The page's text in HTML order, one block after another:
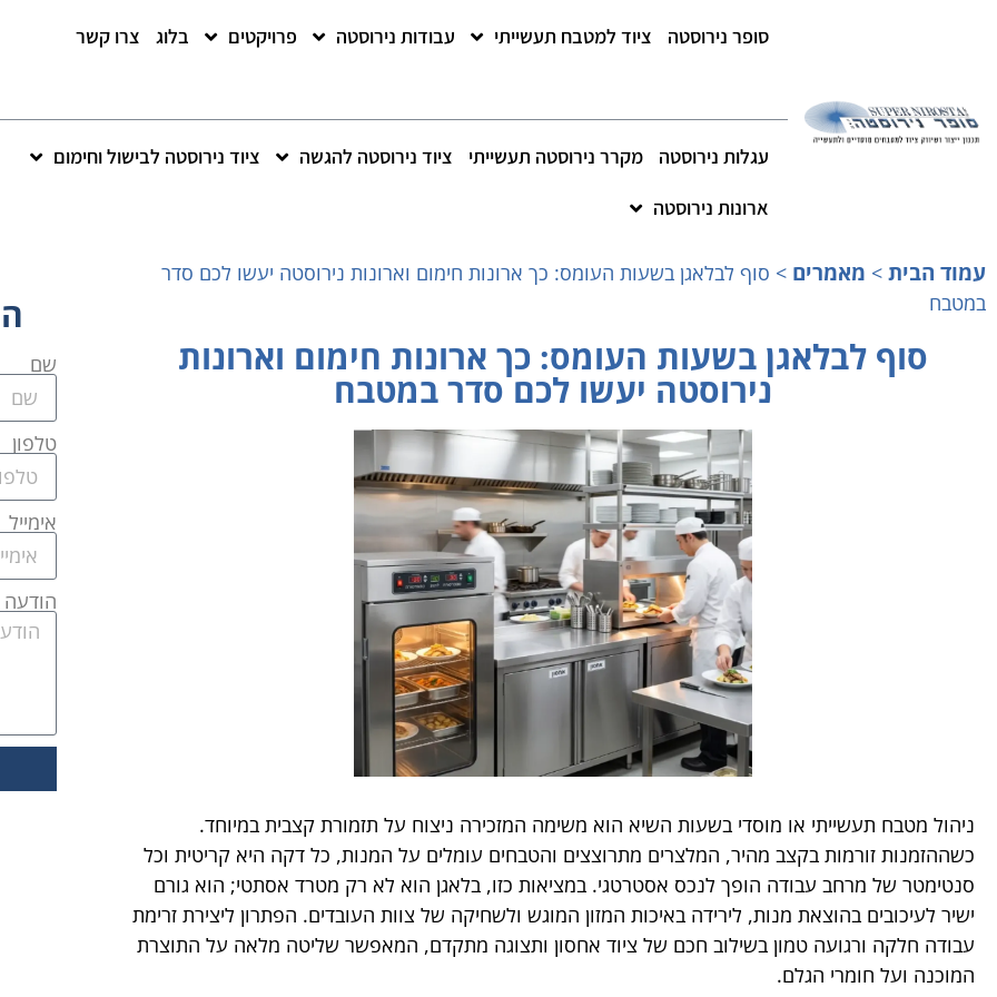
סופר נירוסטה ציוד למטבח תעשייתי עבודות נירוסטה פרויקטים בלוג צרו קשר
עגלות נירוסטה מקרר נירוסטה תעשייתי ציוד נירוסטה להגשה
ציוד נירוסטה לבישול וחימום
ארונות נירוסטה
עמוד הבית > מאמרים > ‫סוף לבלאגן בשעות העומס: כך ארונות חימום וארונות נירוסטה יעשו לכם סדר
במטבח
‫סוף לבלאגן בשעות העומס: כך ארונות חימום וארונות
נירוסטה יעשו לכם סדר במטבח
ניהול מטבח תעשייתי או מוסדי בשעות השיא הוא משימה המזכירה ניצוח על תזמורת קצבית במיוחד.
כשההזמנות זורמות בקצב מהיר, המלצרים מתרוצצים והטבחים עומלים על המנות, כל דקה היא קריטית וכל
סנטימטר של מרחב עבודה הופך לנכס אסטרטגי. במציאות כזו, בלאגן הוא לא רק מטרד אסתטי; הוא גורם
ישיר לעיכובים בהוצאת מנות, לירידה באיכות המזון המוגש ולשחיקה של צוות העובדים. הפתרון ליצירת זרימת
עבודה חלקה ורגועה טמון בשילוב חכם של ציוד אחסון ותצוגה מתקדם, המאפשר שליטה מלאה על התוצרת
המוכנה ועל חומרי הגלם.
שם
טלפון
אימייל
הודעה